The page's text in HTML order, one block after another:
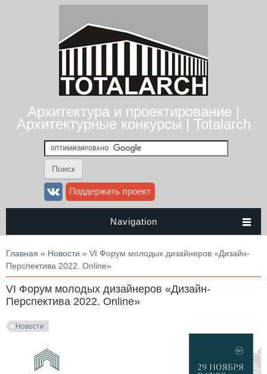
Архитектура и проектирование |
Архитектурные конкурсы | Totalarch
Navigation
Вы здесь
Главная » Новости » VI Форум молодых дизайнеров «Дизайн-
Перспектива 2022. Online»
VI Форум молодых дизайнеров «Дизайн-
Перспектива 2022. Online»
Новости